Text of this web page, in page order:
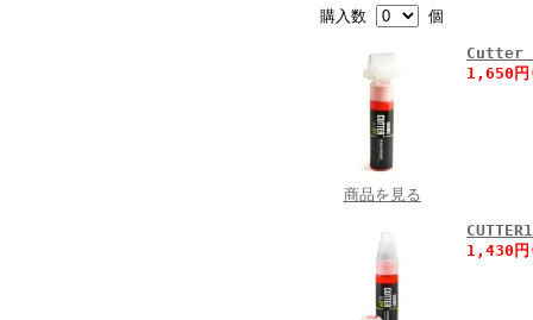
購入数 個
商品を見る
Cutter
1,650
1,430